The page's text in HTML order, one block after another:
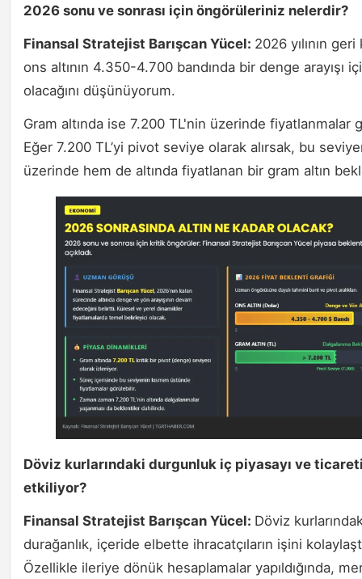
2026 sonu ve sonrası için öngörüleriniz nelerdir?
Finansal Stratejist Barışcan Yücel: 2026 yılının geri
ons altının 4.350-4.700 bandında bir denge arayışı
olacağını düşünüyorum.
Gram altında ise 7.200 TL'nin üzerinde fiyatlanmalar
Eğer 7.200 TL’yi pivot seviye olarak alırsak, bu
üzerinde hem de altında fiyatlanan bir gram altın
Döviz kurlarındaki durgunluk iç piyasayı ve
etkiliyor?
Finansal Stratejist Barışcan Yücel: Döviz
durağanlık, içeride elbette ihracatçıların işini
Özellikle ileriye dönük hesaplamalar yapıldığında,